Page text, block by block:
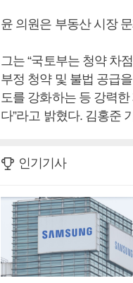
윤 의원은 부동산 시장
그는 “국토부는 청약 차
부정 청약 및 불법 공급
도를 강화하는 등 강력
다”라고 밝혔다. 김홍준
인기기사